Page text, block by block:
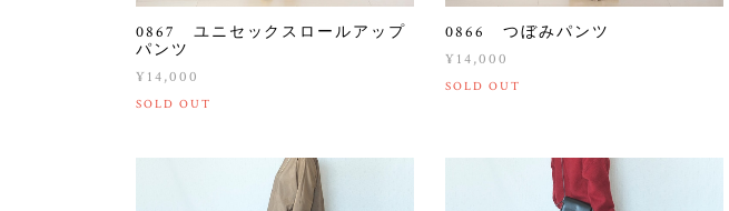
0867 ユニセックスロールアップ
パンツ
¥14,000
SOLD OUT
0866 つぼみパンツ
¥14,000
SOLD OUT